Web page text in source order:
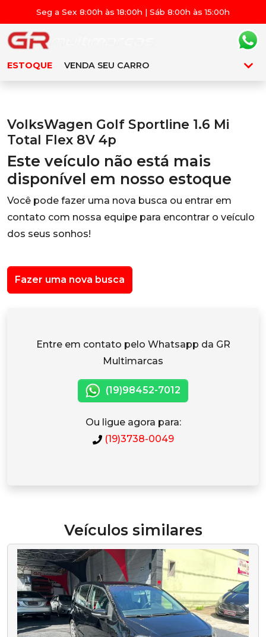
Seg a Sex 8:00h às 18:00h | Sáb 8:00h às 15:00h
ESTOQUE VENDA SEU CARRO
VolksWagen Golf Sportline 1.6 Mi
Total Flex 8V 4p
Este veículo não está mais
disponível em nosso estoque
Você pode fazer uma nova busca ou entrar em
contato com nossa equipe para encontrar o veículo
dos seus sonhos!
Fazer uma nova busca
Entre em contato pelo Whatsapp da GR
Multimarcas
(19)98452-7012
Ou ligue agora para:
(19)3738-0049
Veículos similares